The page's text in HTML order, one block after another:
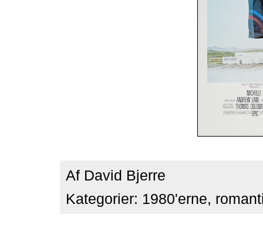
Af David Bjerre
Kategorier: 1980'erne,